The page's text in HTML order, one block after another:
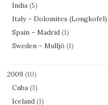
India (5)
Italy – Dolomites (Longkofel)
Spain – Madrid (1)
Sweden – Mulljö (1)
2009 (10)
Cuba (3)
Iceland (1)